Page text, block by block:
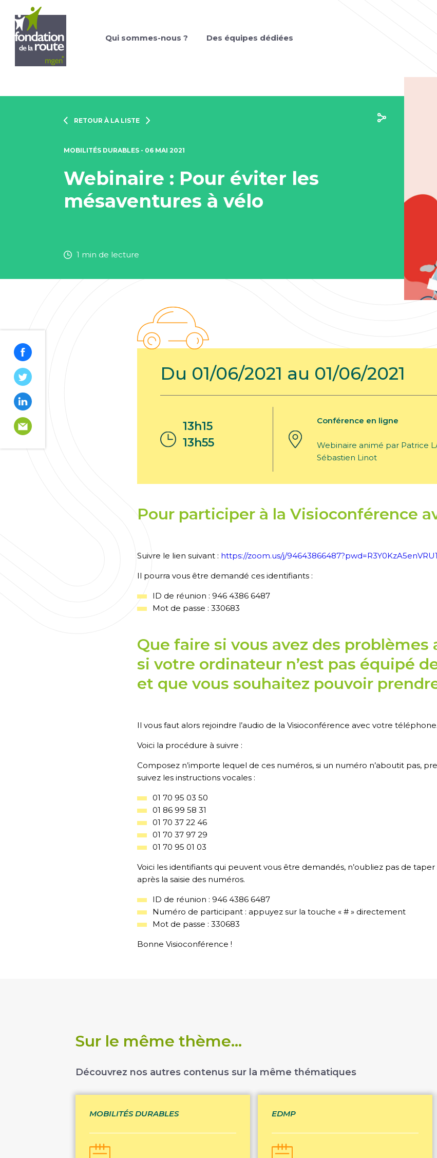
Qui sommes-nous ? Des équipes dédiées
RETOUR À LA LISTE
MOBILITÉS DURABLES - 06 MAI 2021
Webinaire : Pour éviter les
mésaventures à vélo
1 min de lecture
Du 01/06/2021 au 01/06/2021
13h15
13h55
Conférence en ligne
Webinaire animé par Patrice
Sébastien Linot
Pour participer à la Visioconférence
Suivre le lien suivant : https://zoom.us/j/
Il pourra vous être demandé ces identifiants :
ID de réunion : 946 4386 6487
Mot de passe : 330683
Que faire si vous avez des problèmes
si votre ordinateur n’est pas équipé
et que vous souhaitez pouvoir
Il vous faut alors rejoindre l’audio de la Visioconférence avec votre téléphone.
Voici la procédure à suivre :
Composez n’importe lequel de ces numéros, si un numéro n’aboutit pas,
suivez les instructions vocales :
01 70 95 03 50
01 86 99 58 31
01 70 37 22 46
01 70 37 97 29
01 70 95 01 03
Voici les identifiants qui peuvent vous être demandés, n’oubliez pas de taper
après la saisie des numéros.
ID de réunion : 946 4386 6487
Numéro de participant : appuyez sur la touche « # » directement
Mot de passe : 330683
Bonne Visioconférence !
Sur le même thème...
Découvrez nos autres contenus sur la même thématiques
MOBILITÉS DURABLES EDMP